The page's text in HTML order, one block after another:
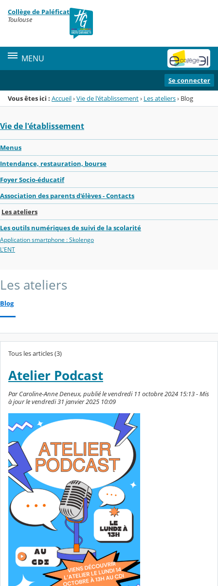
Menu de la rubrique
Contenu
Collège de Paléficat
Toulouse
MENU
Se connecter
Vous êtes ici : Accueil›Vie de l'établissement› Les ateliers› Blog
Vie de l'établissement
Menus
Intendance, restauration, bourse
Foyer Socio-éducatif
Association des parents d'élèves - Contacts
Les ateliers
Les outils numériques de suivi de la scolarité
Application smartphone : Skolengo
L'ENT
Les ateliers
Blog
Tous les articles (3)
Atelier Podcast
Par Caroline-Anne Deneux, publié le vendredi 11 octobre 2024 15:13 - Mis
à jour le vendredi 31 janvier 2025 10:09